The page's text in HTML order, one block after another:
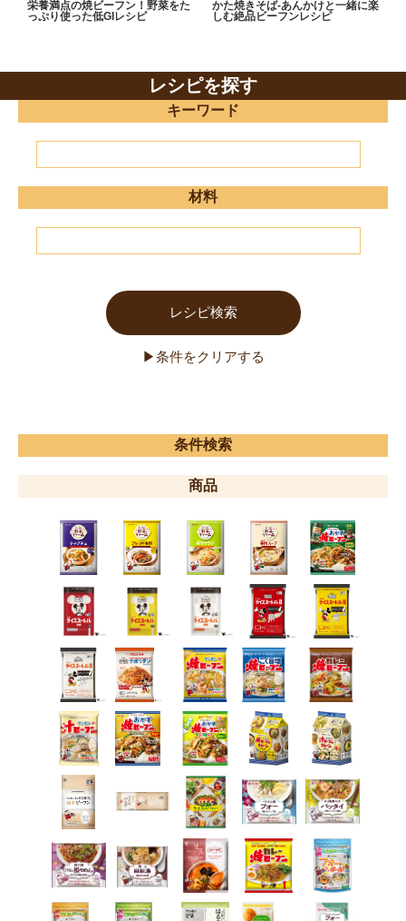
栄養満点の焼ビーフン！野菜をた
っぷり使った低GIレシピ
かた焼きそば-あんかけと一緒に楽
しむ絶品ビーフンレシピ
レシピを探す
キーワード
材料
条件検索
商品